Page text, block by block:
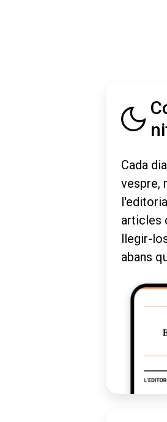
Cada
vespre,
articles
llegir-
abans